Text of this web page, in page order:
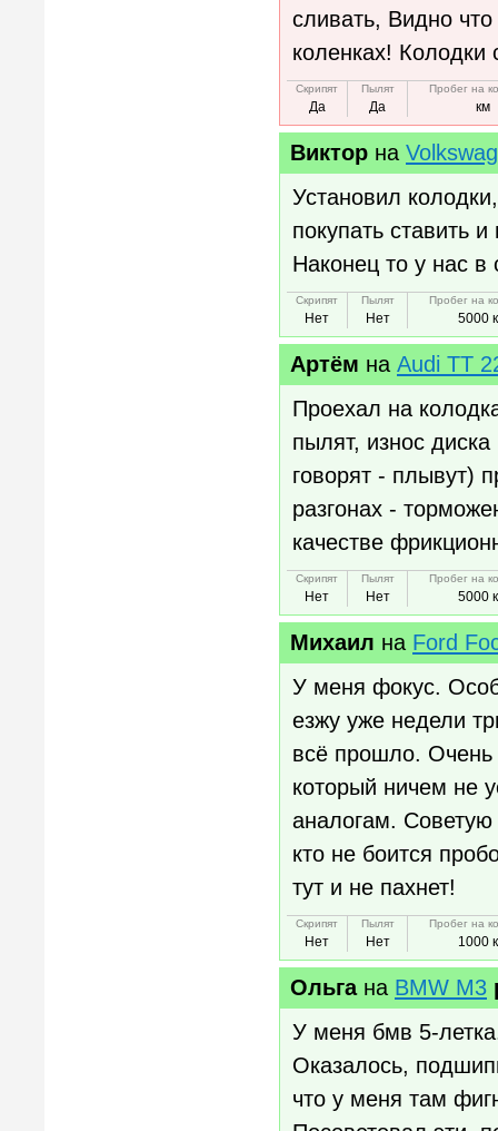
сливать, Видно
коленках! Колодки
Скрипят
Да
Пылят
Да
Пробег на
км
Виктор на
Установил
покупать ставить
Наконец то у нас в
Скрипят
Нет
Пылят
Нет
Пробег на
5000
Артём на Audi TT
Проехал на
пылят, износ
говорят - плывут)
разгонах -
качестве
Скрипят
Нет
Пылят
Нет
Пробег на
5000
Михаил на Ford
У меня фокус.
езжу уже недели
всё прошло. Очень
который ничем не
аналогам. Советую
кто не боится
тут и не пахнет!
Скрипят
Нет
Пылят
Нет
Пробег на
1000
Ольгана BMW M3
У меня бмв 5-
Оказалось,
что у меня там